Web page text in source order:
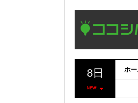
8日
NEW!
ホ